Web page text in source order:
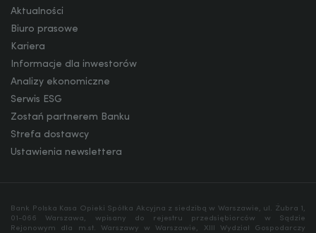
Aktualności
Biuro prasowe
Kariera
Informacje dla inwestorów
Analizy ekonomiczne
Serwis ESG
Zostań partnerem Banku
Strefa dostawcy
Ustawienia newslettera
Bank Polska Kasa Opieki Spółka Akcyjna z siedzibą w Warszawie, ul. Żubra 1,
01-066 Warszawa, wpisany do rejestru przedsiębiorców w Sądzie
Rejonowym dla m.st. Warszawy w Warszawie, XIII Wydział Gospodarczy